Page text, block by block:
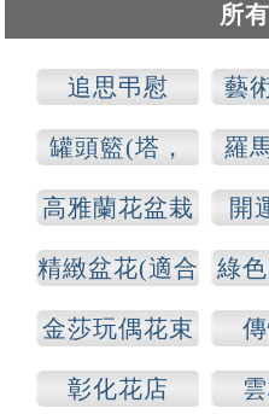
所
追思弔慰
藝
慶
罐頭籃(塔，
山)
羅
慶
高雅蘭花盆栽
開
精緻盆花(適合
各種場合)
綠
金莎玩偶花束
彰化花店